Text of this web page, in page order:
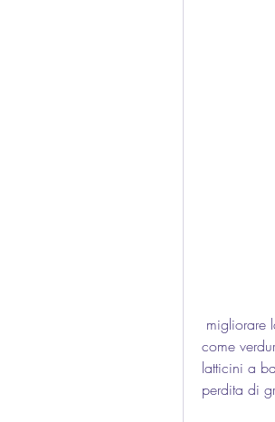
come
latticini a
perdita di